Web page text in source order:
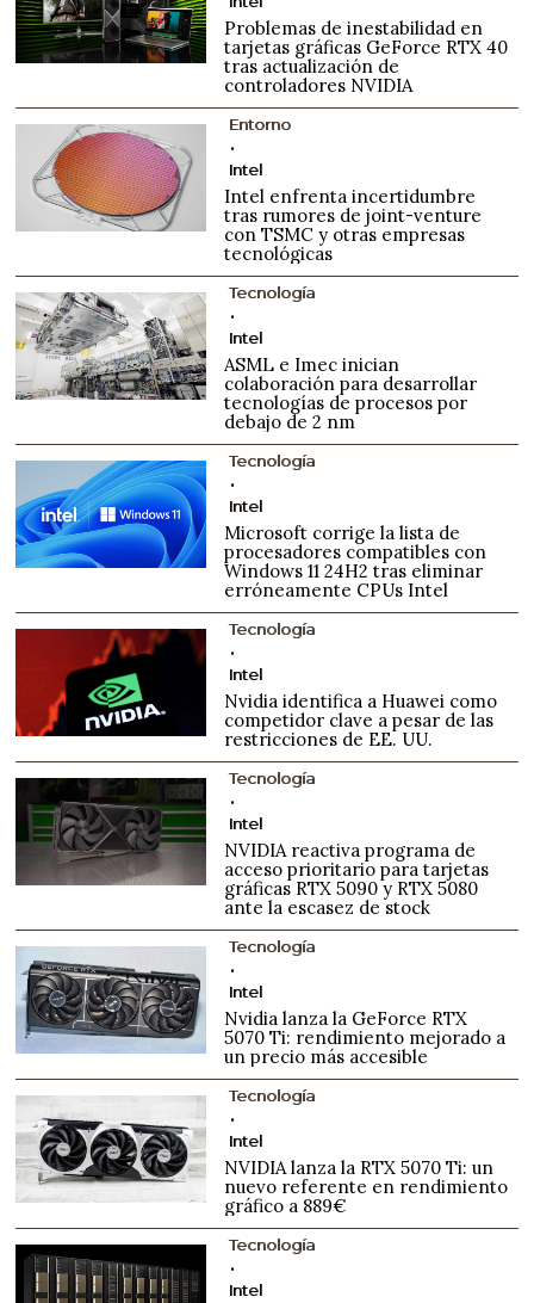
Problemas de inestabilidad en
tarjetas gráficas GeForce RTX 40
tras actualización de
controladores NVIDIA
Entorno
Intel
Intel enfrenta incertidumbre
tras rumores de joint-venture
con TSMC y otras empresas
tecnológicas
Tecnología
Intel
ASML e Imec inician
colaboración para desarrollar
tecnologías de procesos por
debajo de 2 nm
Tecnología
Intel
Microsoft corrige la lista de
procesadores compatibles con
Windows 11 24H2 tras eliminar
erróneamente CPUs Intel
Tecnología
Intel
Nvidia identifica a Huawei como
competidor clave a pesar de las
restricciones de EE. UU.
Tecnología
Intel
NVIDIA reactiva programa de
acceso prioritario para tarjetas
gráficas RTX 5090 y RTX 5080
ante la escasez de stock
Tecnología
Intel
Nvidia lanza la GeForce RTX
5070 Ti: rendimiento mejorado a
un precio más accesible
Tecnología
Intel
NVIDIA lanza la RTX 5070 Ti: un
nuevo referente en rendimiento
gráfico a 889€
Tecnología
Intel